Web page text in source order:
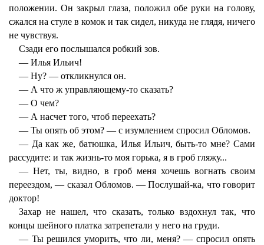
положении. Он закрыл глаза, положил обе руки на голову,
сжался на стуле в комок и так сидел, никуда не глядя, ничего
не чувствуя.
Сзади его послышался робкий зов.
— Илья Ильич!
— Ну? — откликнулся он.
— А что ж управляющему-то сказать?
— О чем?
— А насчет того, чтоб переехать?
— Ты опять об этом? — с изумлением спросил Обломов.
— Да как же, батюшка, Илья Ильич, быть-то мне? Сами
рассудите: и так жизнь-то моя горька, я в гроб гляжу...
— Нет, ты, видно, в гроб меня хочешь вогнать своим
переездом, — сказал Обломов. — Послушай-ка, что говорит
доктор!
Захар не нашел, что сказать, только вздохнул так, что
концы шейного платка затрепетали у него на груди.
— Ты решился уморить, что ли, меня? — спросил опять